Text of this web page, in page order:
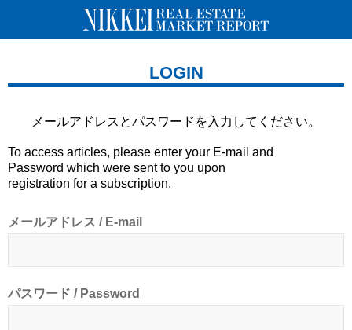
LOGIN
メールアドレスとパスワードを 入力してください。
To access articles, please enter your E-mail and
Password which were sent to you upon
registration for a subscription.
メールアドレス / E-mail
パスワード / Password